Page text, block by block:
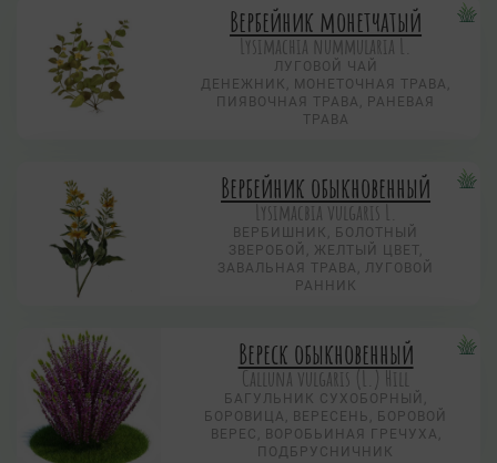
Вербейник монетчатый
Lysimachia nummularia L.
ЛУГОВОЙ ЧАЙ
ДЕНЕЖНИК, МОНЕТОЧНАЯ ТРАВА,
ПИЯВОЧНАЯ ТРАВА, РАНЕВАЯ
ТРАВА
Вербейник обыкновенный
Lysimacbia vulgaris L.
ВЕРБИШНИК, БОЛОТНЫЙ
ЗВЕРОБОЙ, ЖЕЛТЫЙ ЦВЕТ,
ЗАВАЛЬНАЯ ТРАВА, ЛУГОВОЙ
РАННИК
Вереск обыкновенный
Calluna vulgaris (L.) Hill
БАГУЛЬНИК СУХОБОРНЫЙ,
БОРОВИЦА, ВЕРЕСЕНЬ, БОРОВОЙ
ВЕРЕС, ВОРОБЬИНАЯ ГРЕЧУХА,
ПОДБРУСНИЧНИК